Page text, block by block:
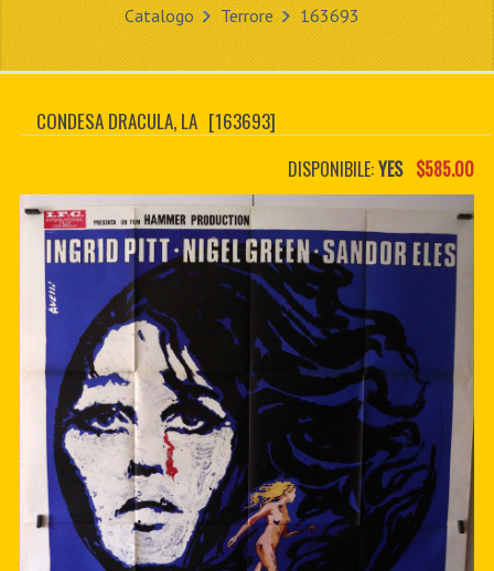
IL MIO CONTO
CONTATTO
CUSTOM PDF
Catalogo Terrore 163693
CONDESA DRACULA, LA [163693]
DISPONIBILE:YES $585.00